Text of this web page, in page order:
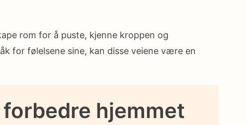
rom for å puste, kjenne kroppen og
for følelsene sine, kan disse veiene være en
hjemmet